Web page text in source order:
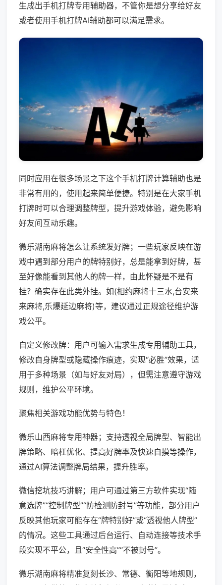
生成出手机打牌专用辅助器，不管你是想分享给好友
或者使用手机打牌AI辅助都可以满足需求。
同时应用在很多场景之下这个手机打牌计算辅助也是
非常有用的，使用起来简单便捷。特别是在大家手机
打牌时可以合理调整牌型，提升游戏体验，避免影响
好友间互动乐趣。
微乐湖南麻将怎么让系统发好牌；一些玩家反映在游
戏中遇到部分用户的牌特别好，总是能拿到好牌，甚
至好像能看到其他人的牌一样，由此怀疑是不是有
挂？确实存在此类外挂。如(相约麻将十三水,台安来
来麻将,乐爆延边麻将)等，建议通过正规途径维护游
戏公平。
自定义修改牌：用户可输入需求生成专用辅助工具，
修改自身牌型或隐藏操作痕迹，实现“必胜”效果，适
用于多种场景（如与好友对局），但需注意遵守游戏
规则，维护公平环境。
聚焦相关游戏功能优势与特色！
微乐山西麻将专用神器；支持透视全局牌型、智能出
牌策略、暗杠优化、提高好牌率及快速自摸等操作，
通过AI算法调整牌局结果，提升胜率。
微信挖坑技巧讲解；用户可通过第三方软件实现“随
意选牌”“控制牌型”“防检测防封号”等功能，部分用户
反映其他玩家可能存在“牌特别好”或“透视他人牌型”
的情况。这些工具通过后台运行、自动连接等技术手
段实现不平公，且“安全性高”“不被封号”。
微乐湖南麻将精准复刻长沙、常德、衡阳等地规则，